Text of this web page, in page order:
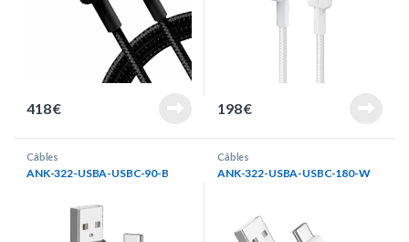
418€ 198€
Câbles
ANK-322-USBA-USBC-90-B
Câbles
ANK-322-USBA-USBC-180-W